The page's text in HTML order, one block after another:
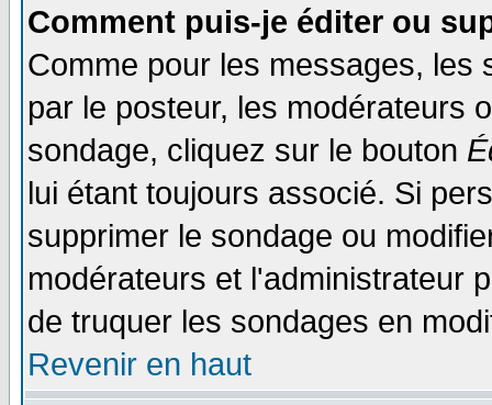
Comment puis-je éditer ou
Comme pour les messages, les
par le posteur, les modérateurs
sondage, cliquez sur le bouton
lui étant toujours associé. Si
supprimer le sondage ou
modérateurs et l'administrateur
de truquer les sondages en
Revenir en haut